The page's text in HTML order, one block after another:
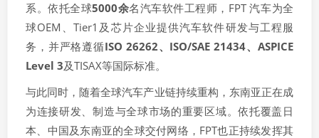
系。依托全球5000余名汽车软件工程师，FPT 汽车为全
球OEM、Tier1及芯片企业提供汽车软件研发与工程服
务，并严格遵循ISO 26262、ISO/SAE 21434、ASPICE
Level 3及TISAX等国际标准。
与此同时，随着全球汽车产业链持续重构，东南亚正在成
为连接研发、制造与全球市场的重要区域。依托覆盖日
本、中国及东南亚的全球交付网络，FPT也正持续发挥其